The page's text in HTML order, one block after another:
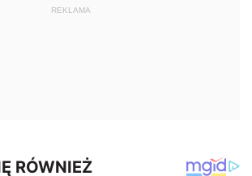
REKLAMA